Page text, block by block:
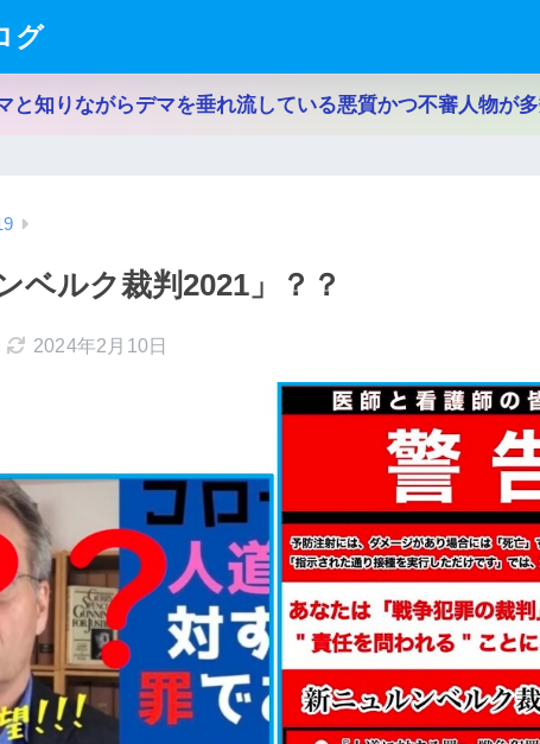
グ
と知りながらデマを垂れ流している悪質かつ不審人物が
ベルク裁判2021」？？
2024年2月10日